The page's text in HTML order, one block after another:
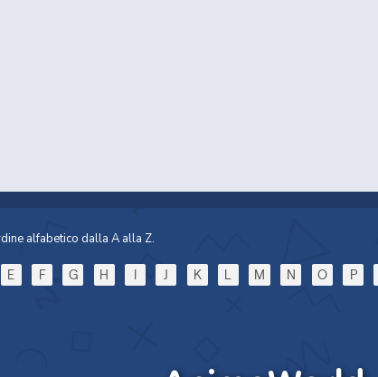
alfabetico dalla A alla Z.
E F G H I J K L M N O P